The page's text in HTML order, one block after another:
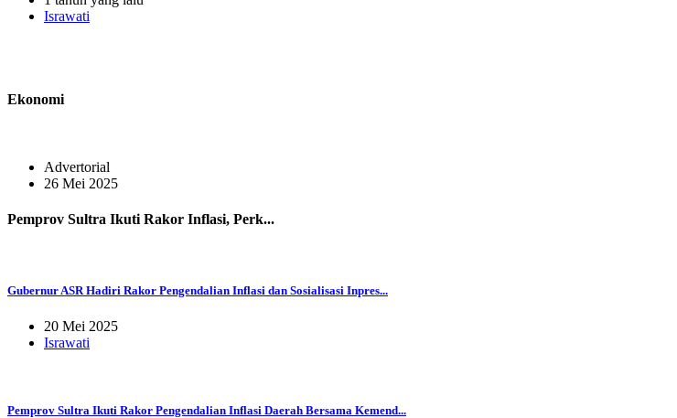
Israwati
Ekonomi
Advertorial
26 Mei 2025
Pemprov Sultra Ikuti Rakor Inflasi, Perk...
Gubernur ASR Hadiri Rakor Pengendalian Inflasi dan Sosialisasi Inpres...
20 Mei 2025
Israwati
Pemprov Sultra Ikuti Rakor Pengendalian Inflasi Daerah Bersama Kemend...